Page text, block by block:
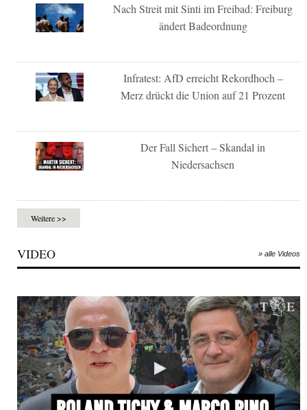
Nach Streit mit Sinti im Freibad: Freiburg
ändert Badeordnung
Infratest: AfD erreicht Rekordhoch –
Merz drückt die Union auf 21 Prozent
Der Fall Sichert – Skandal in
Niedersachsen
Weitere >>
VIDEO » alle Videos